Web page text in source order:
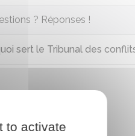
? Réponses !
sert le Tribunal des
to activate